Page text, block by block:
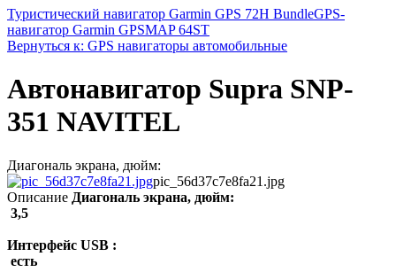
Туристический навигатор Garmin GPS 72H BundleGPS-
навигатор Garmin GPSMAP 64ST
Вернуться к: GPS навигаторы автомобильные
Автонавигатор Supra SNP-
351 NAVITEL
Диагональ экрана, дюйм:
pic_56d37c7e8fa21.jpg
Описание Диагональ экрана, дюйм:
3,5
Интерфейс USB :
есть